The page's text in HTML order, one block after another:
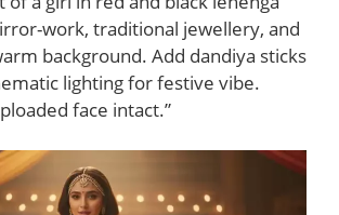
work, traditional jewellery, and
background. Add dandiya sticks
lighting for festive vibe.
face intact.”